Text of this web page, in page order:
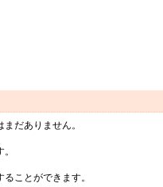
だありません。
ことができます。